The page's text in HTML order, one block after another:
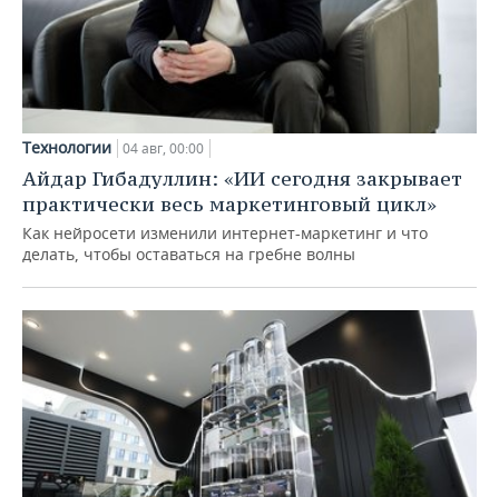
Технологии 04 авг, 00:00
Айдар Гибадуллин: «ИИ сегодня закрывает
практически весь маркетинговый цикл»
Как нейросети изменили интернет-маркетинг и что
делать, чтобы оставаться на гребне волны